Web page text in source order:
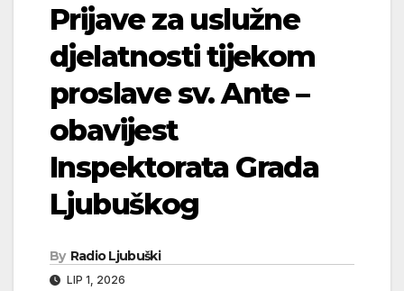
Prijave za uslužne
djelatnosti tijekom
proslave sv. Ante –
obavijest
Inspektorata Grada
Ljubuškog
By Radio Ljubuški
LIP 1, 2026